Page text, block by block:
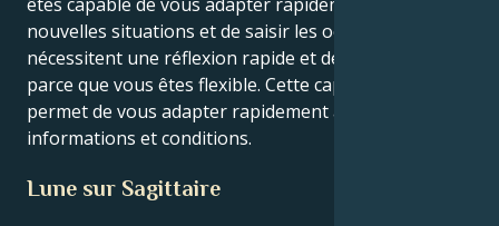
nouvelles situations et de saisir les occasions qui
nécessitent une réflexion rapide et de la souplesse
parce que vous êtes flexible. Cette capacité vous
permet de vous adapter rapidement à de nouvelles
informations et conditions.
Lune sur Sagittaire